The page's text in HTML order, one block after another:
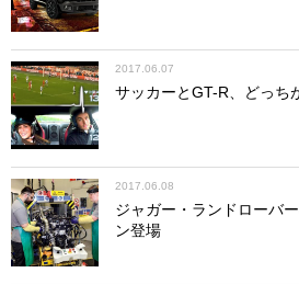
2017.06.07
サッカーとGT-R、どっち
2017.06.08
ジャガー・ランドローバ
ン登場